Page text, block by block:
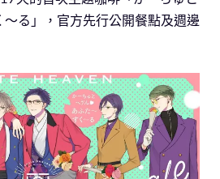
る」，官方先行公開餐點及週邊